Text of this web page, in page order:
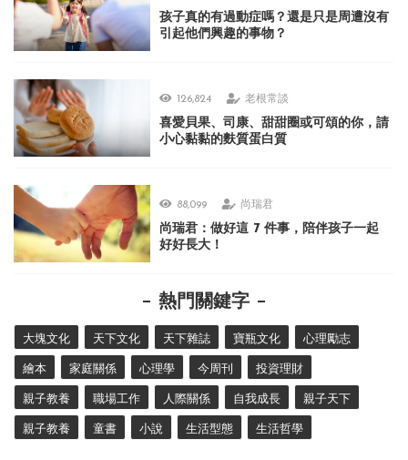
孩子真的有過動症嗎？還是只是周遭沒有
引起他們興趣的事物？
126,824 老根常談
喜愛貝果、司康、甜甜圈或可頌的你，請
小心黏黏的麩質蛋白質
88,099 尚瑞君
尚瑞君：做好這 7 件事，陪伴孩子一起
好好長大！
熱門關鍵字
大塊文化 天下文化 天下雜誌 寶瓶文化 心理勵志
繪本 家庭關係 心理學 今周刊 投資理財
親子教養 職場工作 人際關係 自我成長 親子天下
親子教養 童書 小說 生活型態 生活哲學